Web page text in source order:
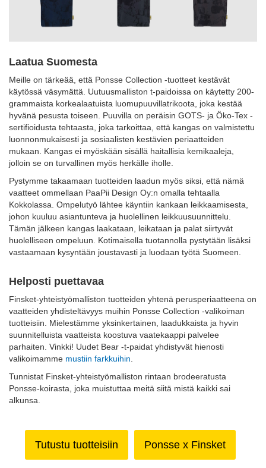
Laatua Suomesta
Meille on tärkeää, että Ponsse Collection -tuotteet kestävät
käytössä väsymättä. Uutuusmalliston t-paidoissa on käytetty 200-
grammaista korkealaatuista luomupuuvillatrikoota, joka kestää
hyvänä pesusta toiseen. Puuvilla on peräisin GOTS- ja Öko-Tex -
sertifioidusta tehtaasta, joka tarkoittaa, että kangas on valmistettu
luonnonmukaisesti ja sosiaalisten kestävien periaatteiden
mukaan. Kangas ei myöskään sisällä haitallisia kemikaaleja,
jolloin se on turvallinen myös herkälle iholle.
Pystymme takaamaan tuotteiden laadun myös siksi, että nämä
vaatteet ommellaan PaaPii Design Oy:n omalla tehtaalla
Kokkolassa. Ompelutyö lähtee käyntiin kankaan leikkaamisesta,
johon kuuluu asiantunteva ja huolellinen leikkuusuunnittelu.
Tämän jälkeen kangas laakataan, leikataan ja palat siirtyvät
huolelliseen ompeluun. Kotimaisella tuotannolla pystytään lisäksi
vastaamaan kysyntään joustavasti ja luodaan työtä Suomeen.
Helposti puettavaa
Finsket-yhteistyömalliston tuotteiden yhtenä perusperiaatteena on
vaatteiden yhdisteltävyys muihin Ponsse Collection -valikoiman
tuotteisiin. Mielestämme yksinkertainen, laadukkaista ja hyvin
suunnitelluista vaatteista koostuva vaatekaappi palvelee
parhaiten. Vinkki! Uudet Bear -t-paidat yhdistyvät hienosti
valikoimamme mustiin farkkuihin.
Tunnistat Finsket-yhteistyömalliston rintaan brodeeratusta
Ponsse-koirasta, joka muistuttaa meitä siitä mistä kaikki sai
alkunsa.
Tutustu tuotteisiin Ponsse x Finsket